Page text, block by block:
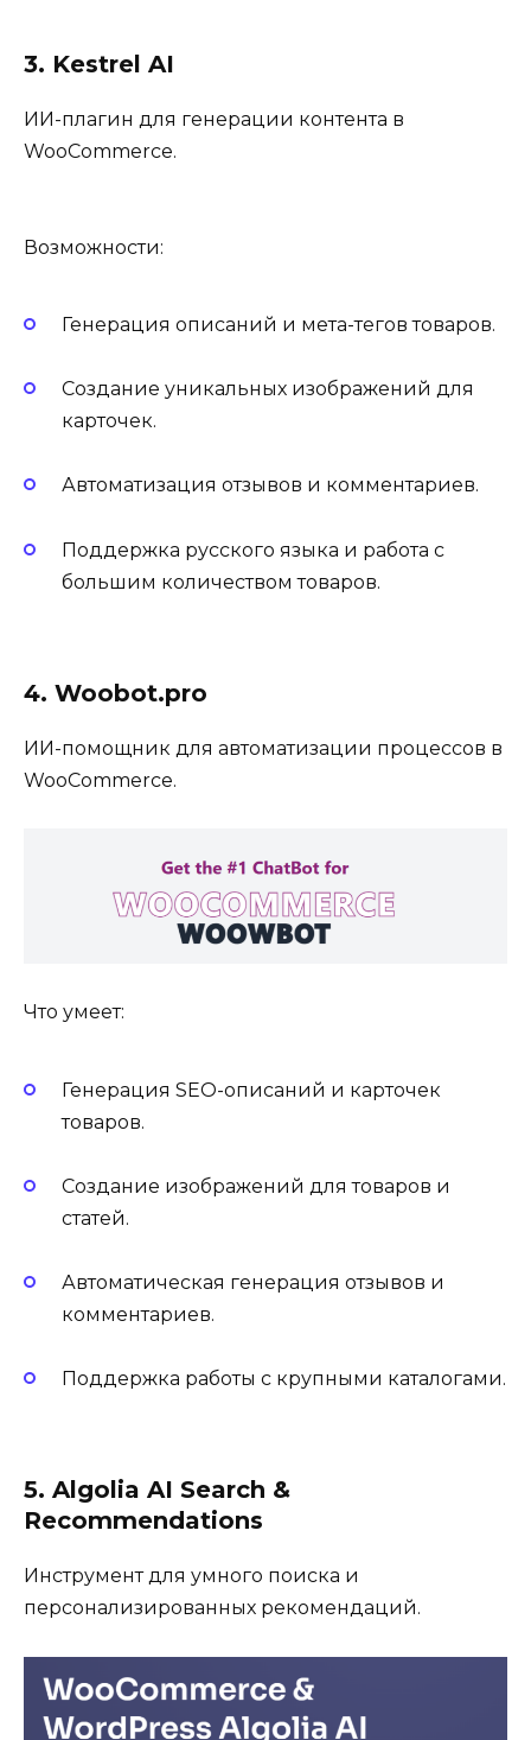
3. Kestrel AI
ИИ-плагин для генерации контента в
WooCommerce.
Возможности:
Генерация описаний и мета-тегов товаров.
Создание уникальных изображений для
карточек.
Автоматизация отзывов и комментариев.
Поддержка русского языка и работа с
большим количеством товаров.
4. Woobot.pro
ИИ-помощник для автоматизации процессов в
WooCommerce.
Что умеет:
Генерация SEO-описаний и карточек
товаров.
Создание изображений для товаров и
статей.
Автоматическая генерация отзывов и
комментариев.
Поддержка работы с крупными каталогами.
5. Algolia AI Search &
Recommendations
Инструмент для умного поиска и
персонализированных рекомендаций.